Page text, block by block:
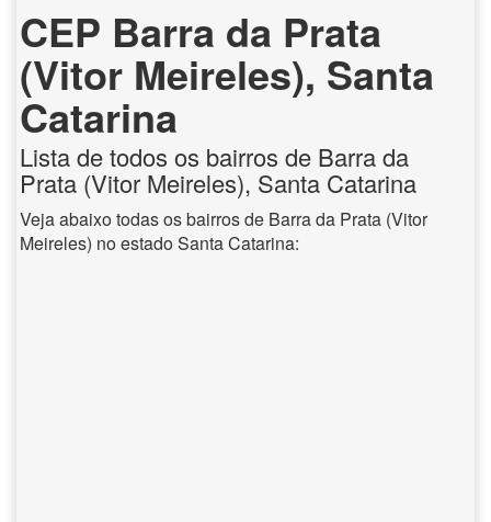
CEP Barra da Prata
(Vitor Meireles), Santa
Catarina
Lista de todos os bairros de Barra da
Prata (Vitor Meireles), Santa Catarina
Veja abaixo todas os bairros de Barra da Prata (Vitor
Meireles) no estado Santa Catarina: